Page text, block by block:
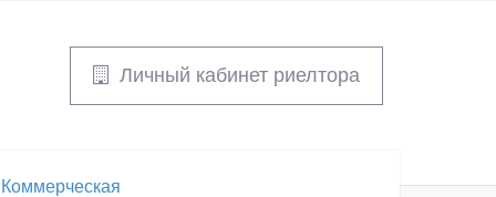
Личный кабинет риелтора
Коммерческая